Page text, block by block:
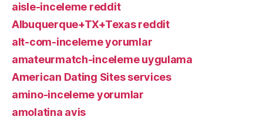
aisle-inceleme reddit
Albuquerque+TX+Texas reddit
alt-com-inceleme yorumlar
amateurmatch-inceleme uygulama
American Dating Sites services
amino-inceleme yorumlar
amolatina avis